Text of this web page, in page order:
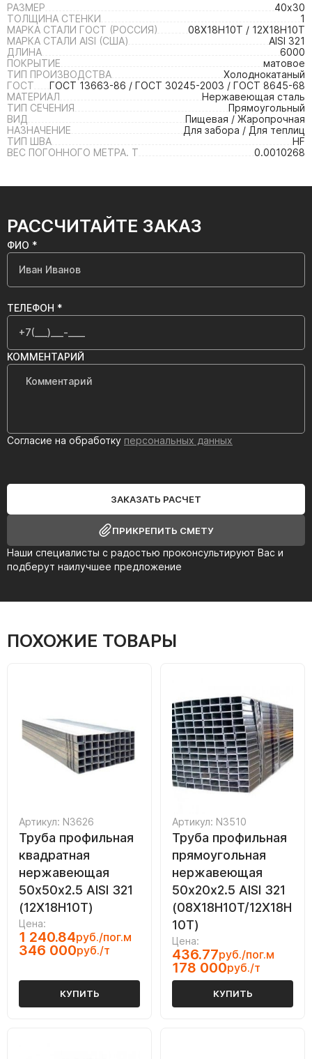
РАЗМЕР
40х30
ТОЛЩИНА СТЕНКИ
1
МАРКА СТАЛИ ГОСТ (РОССИЯ)
08Х18Н10Т / 12Х18Н10Т
МАРКА СТАЛИ AISI (США)
AISI 321
ДЛИНА
6000
ПОКРЫТИЕ
матовое
ТИП ПРОИЗВОДСТВА
Холоднокатаный
ГОСТ
ГОСТ 13663-86 / ГОСТ 30245-2003 / ГОСТ 8645-68
МАТЕРИАЛ
Нержавеющая сталь
ТИП СЕЧЕНИЯ
Прямоугольный
ВИД
Пищевая / Жаропрочная
НАЗНАЧЕНИЕ
Для забора / Для теплиц
ТИП ШВА
HF
ВЕС ПОГОННОГО МЕТРА. Т
0.0010268
РАССЧИТАЙТЕ ЗАКАЗ
Наши специалисты с радостью проконсультируют Вас и
подберут наилучшее предложение
ФИО *
ТЕЛЕФОН *
КОММЕНТАРИЙ
Согласие на обработку персональных данных
ЗАКАЗАТЬ РАСЧЕТ
ПРИКРЕПИТЬ СМЕТУ
ПОХОЖИЕ ТОВАРЫ
Артикул: N3626
Труба профильная
квадратная
нержавеющая
50х50х2.5 AISI 321
(12Х18Н10Т)
Цена:
1 240.84руб./пог.м
346 000руб./т
КУПИТЬ
Артикул: N3510
Труба профильная
прямоугольная
нержавеющая
50х20х2.5 AISI 321
(08Х18Н10Т/12Х18Н
10Т)
Цена:
436.77руб./пог.м
178 000руб./т
КУПИТЬ